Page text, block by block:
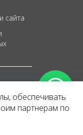
сайта
обеспечивать
партнерам по